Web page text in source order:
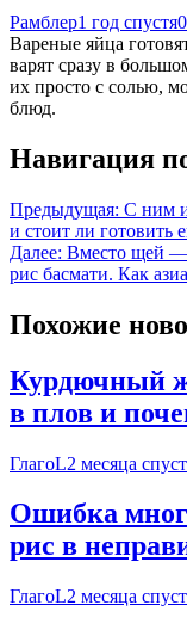
Рамблер1 год спустя0
Вареные яйца
варят сразу в
их просто с солью,
блюд.
Навигация
Предыдущая: С ним
и стоит ли готовить
Далее: Вместо щей
рис басмати. Как
Похожие
Курдючный
в плов и
ГлагоL2 месяца
Ошибка
рис в
ГлагоL2 месяца